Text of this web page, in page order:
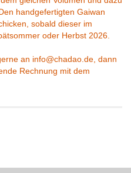
handgefertigten Gaiwan
sobald dieser im
oder Herbst 2026.
an info@chadao.de, dann
Rechnung mit dem